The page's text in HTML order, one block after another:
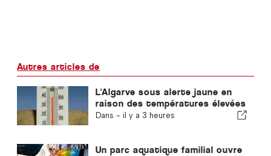
Autres articles de
L'Algarve sous alerte jaune en
raison des températures élevées
Dans - il y a 3 heures
Un parc aquatique familial ouvre